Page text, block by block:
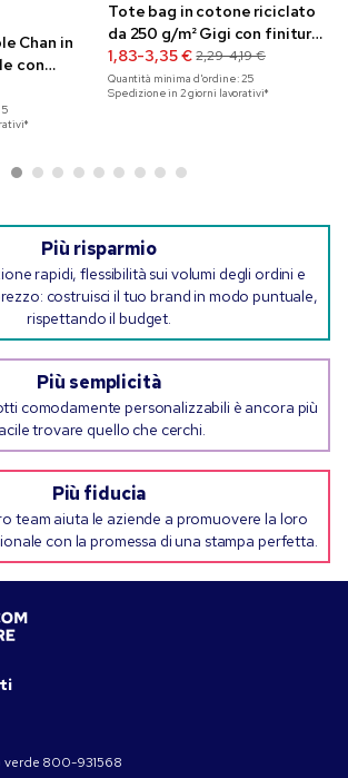
Chan in
con
5
Tote bag in cotone riciclato
da 250 g/m² Gigi con finitura
in sughero
1,83-3,35 € 2,29-4,19 €
Quantità minima d'ordine:25
Spedizione in 2 giorni lavorativi*
Più risparmio
rapidi, flessibilità sui volumi degli ordini e
costruisci il tuo brand in modo puntuale,
rispettando il budget.
Più semplicità
comodamente personalizzabili è ancora più
trovare quello che cerchi.
Più fiducia
team aiuta le aziende a promuovere la loro
con la promessa di una stampa perfetta.
verde 800-931568